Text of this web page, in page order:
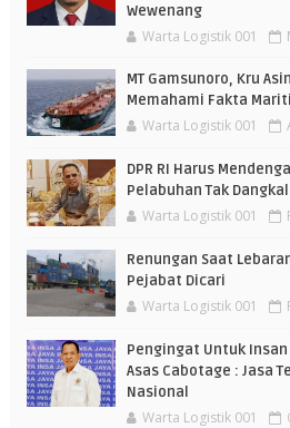
Wewenang
Warta Logistik 001
MT Gamsunoro, Kru
Memahami Fakta
Warta Logistik 001
DPR RI Harus
Pelabuhan Tak Dangkal
Warta Logistik 001
Renungan Saat
Pejabat Dicari
Warta Logistik 001
Pengingat Untuk
Asas Cabotage : Jasa
Nasional
Warta Logistik 001